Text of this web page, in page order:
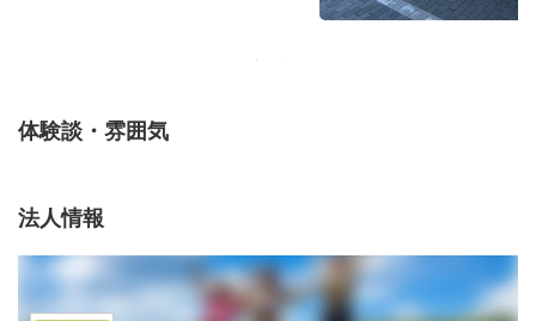
体験談・雰囲気
法人情報